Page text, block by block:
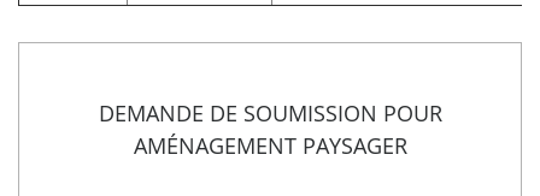
DEMANDE DE SOUMISSION POUR
AMÉNAGEMENT PAYSAGER